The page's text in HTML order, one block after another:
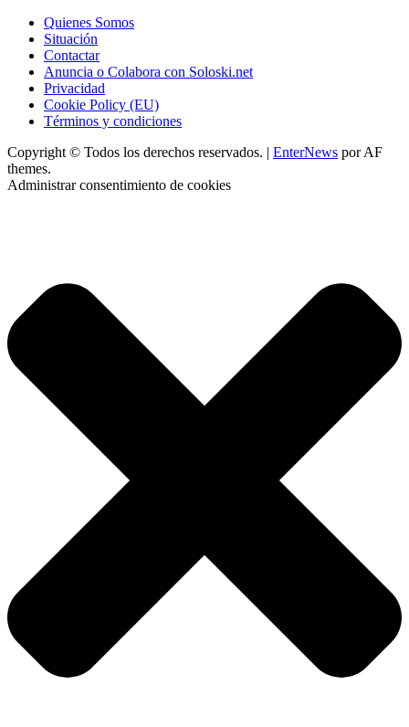
Quienes Somos
Situación
Contactar
Anuncia o Colabora con Soloski.net
Privacidad
Cookie Policy (EU)
Términos y condiciones
Copyright © Todos los derechos reservados. | EnterNews por AF
themes.
Administrar consentimiento de cookies